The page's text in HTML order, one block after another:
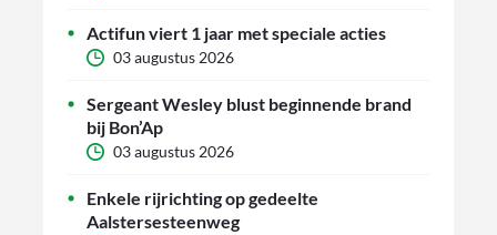
Actifun viert 1 jaar met speciale acties
03 augustus 2026
Sergeant Wesley blust beginnende brand
bij Bon’Ap
03 augustus 2026
Enkele rijrichting op gedeelte
Aalstersesteenweg